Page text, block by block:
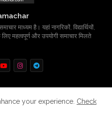
माध्यम है। यहां नागरिकों, विद्यार्थियों,
लिए महत्वपूर्ण और उपयोगी समाचार मिलते
us
Privacy Policy
your experience. Check